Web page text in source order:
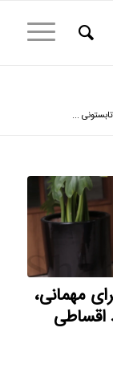
...
مهمانی،
اقساطی